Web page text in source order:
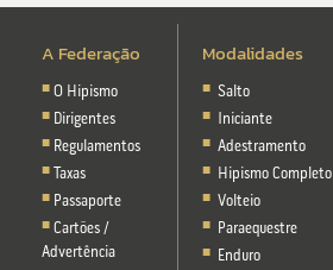
A Federação
O Hipismo
Dirigentes
Regulamentos
Taxas
Passaporte
Cartões /
Advertência
Modalidades
Salto
Iniciante
Adestramento
Hipismo Completo
Volteio
Paraequestre
Enduro